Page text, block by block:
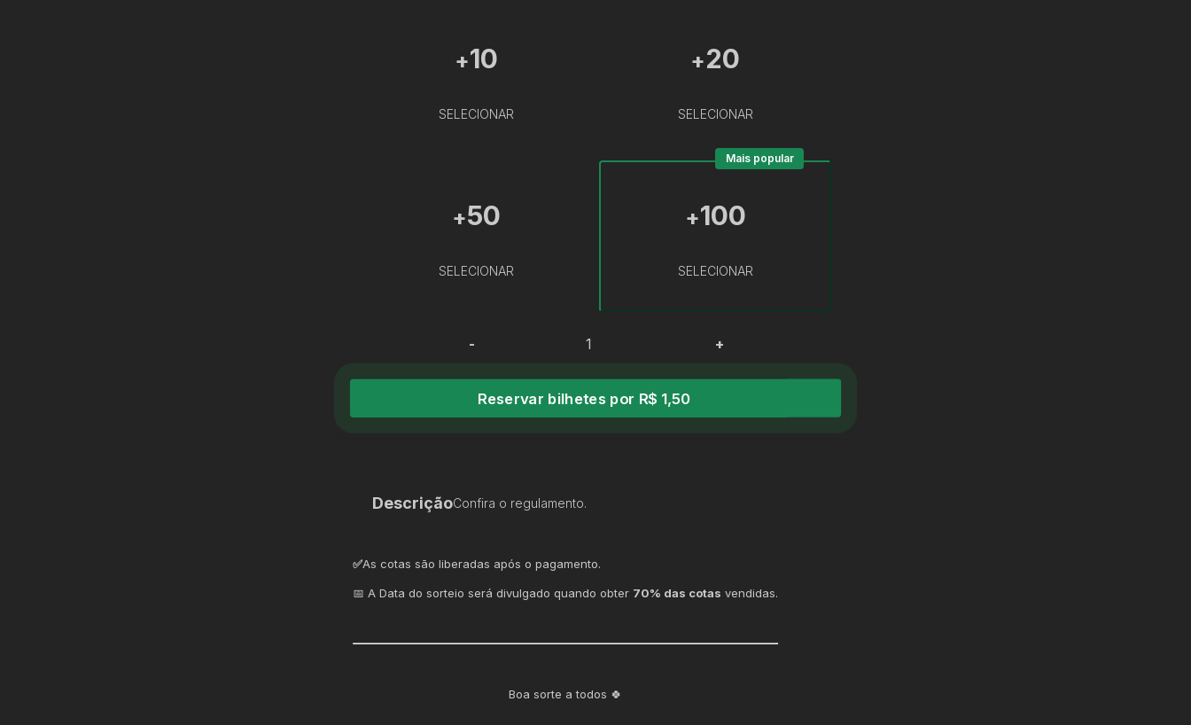
+10
SELECIONAR
+20
SELECIONAR
+50
SELECIONAR
+100
SELECIONAR
Mais popular
- +
Reservar bilhetes por R$ 1,50
DescriçãoConfira o regulamento.
✅As cotas são liberadas após o pagamento.
📅 A Data do sorteio será divulgado quando obter 70% das cotas vendidas.
Boa sorte a todos 🍀